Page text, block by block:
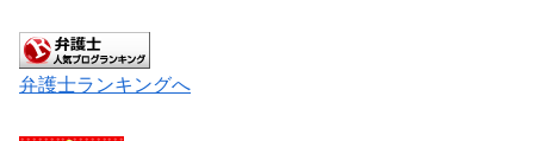
弁護士ランキングへ